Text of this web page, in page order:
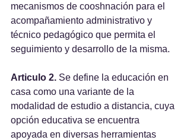
mecanismos de cooshnación para el
acompañamiento administrativo y
técnico pedagógico que permita el
seguimiento y desarrollo de la misma.
Articulo 2. Se define la educación en
casa como una variante de la
modalidad de estudio a distancia, cuya
opción educativa se encuentra
apoyada en diversas herramientas